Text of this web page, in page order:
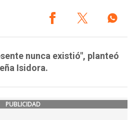
nunca existió", planteó
Isidora.
PUBLICIDAD